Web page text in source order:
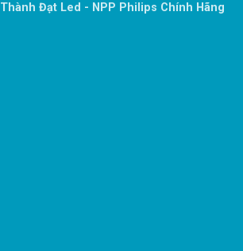
Delivery
Thành Đạt Led - NPP Philips Chính Hãng